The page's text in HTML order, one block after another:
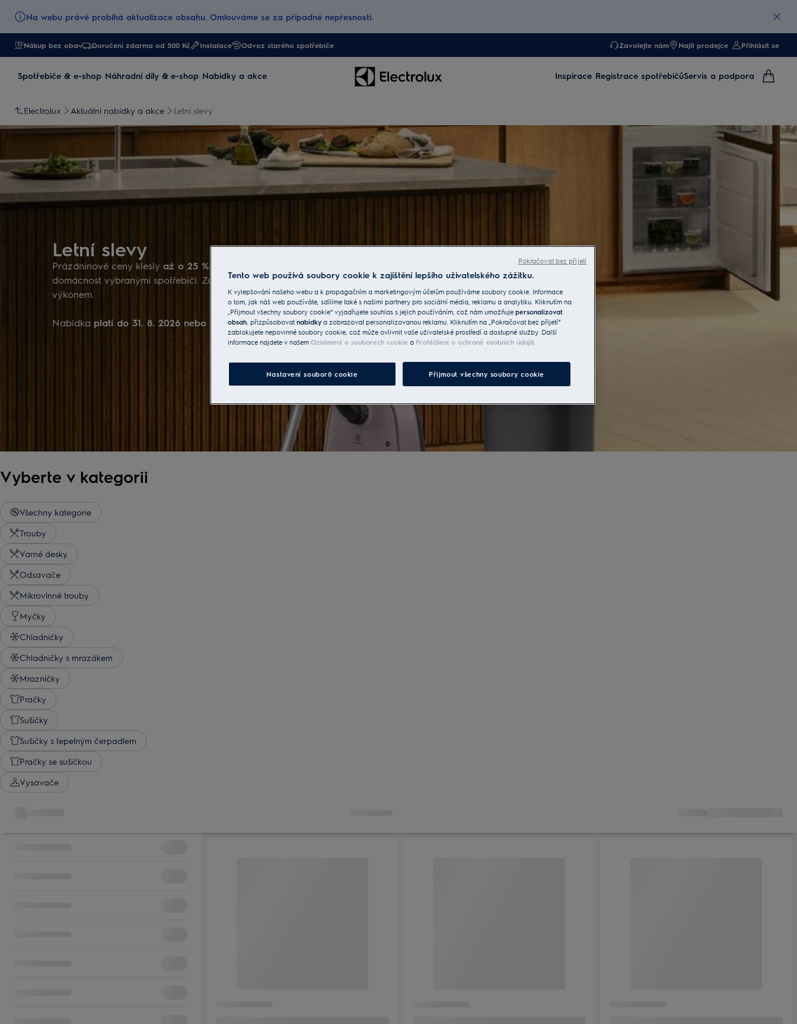
Na webu právě probíhá aktualizace obsahu. Omlouváme se za případné nepřesnosti.
Nákup bez obav Doručení zdarma od 500 Kč Instalace Odvoz starého spotřebiče Zavolejte nám Najít prodejce Přihlásit se
Spotřebiče & e-shop Náhradní díly & e-shop Nabídky a akce Inspirace Registrace spotřebičůServis a podpora
Electrolux Aktuální nabídky a akce Letní slevy
Letní slevy
Prázdninové ceny klesly až o 25 %. Využijte toho a osvěžte svou
domácnost vybranými spotřebiči. Zaujmou vás svým vzhledem i špičkovým
výkonem.
Nabídka platí do 31. 8. 2026 nebo do vyprodání zásob.
Vyberte v kategorii
Všechny kategorie
Trouby
Varné desky
Odsavače
Mikrovlnné trouby
Myčky
Chladničky
Chladničky s mrazákem
Mrazničky
Pračky
Sušičky
Sušičky s tepelným čerpadlem
Pračky se sušičkou
Vysavače
Tento web používá soubory cookie k zajištění lepšího uživatelského zážitku.
K vylepšování našeho webu a k propagačním a marketingovým účelům používáme soubory cookie. Informace
o tom, jak náš web používáte, sdílíme také s našimi partnery pro sociální média, reklamu a analytiku. Kliknutím na
„Přijmout všechny soubory cookie“ vyjadřujete souhlas s jejich používáním, což nám umožňuje personalizovat
obsah, přizpůsobovat nabídky a zobrazovat personalizovanou reklamu. Kliknutím na „Pokračovat bez přijetí“
zablokujete nepovinné soubory cookie, což může ovlivnit vaše uživatelské prostředí a dostupné služby. Další
informace najdete v našem Oznámení o souborech cookie a Prohlášení o ochraně osobních údajů.
Nastavení souborů cookie Přijmout všechny soubory cookie
Pokračovat bez přijetí